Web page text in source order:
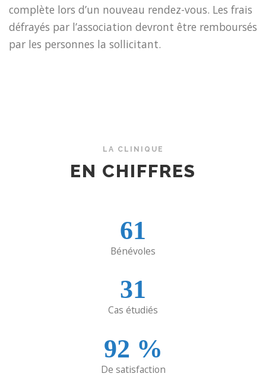
complète lors d’un nouveau rendez-vous. Les frais
défrayés par l’association devront être remboursés
par les personnes la sollicitant.
LA CLINIQUE
EN CHIFFRES
61
Bénévoles
31
Cas étudiés
92 %
De satisfaction